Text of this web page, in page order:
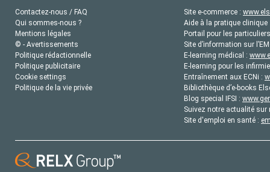
Contactez-nous / FAQ
Qui sommes-nous ?
Mentions légales
© - Avertissements
Politique rédactionnelle
Politique publicitaire
Cookie settings
Politique de la vie privée
Site e-commerce :
Aide à la pratique
Portail pour les
Site d’information sur
E-learning médical :
E-learning pour les
Entraînement aux ECNi :
Bibliothèque d’e-books
Blog special IFSI :
Suivez notre actualité sur
Site d'emploi en santé :